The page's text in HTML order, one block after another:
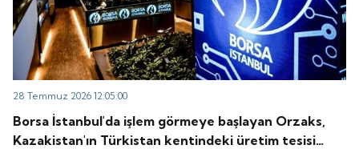
28 Temmuz 2026 12:05:00
Borsa İstanbul'da işlem görmeye başlayan Orzaks,
Kazakistan'ın Türkistan kentindeki üretim tesisi